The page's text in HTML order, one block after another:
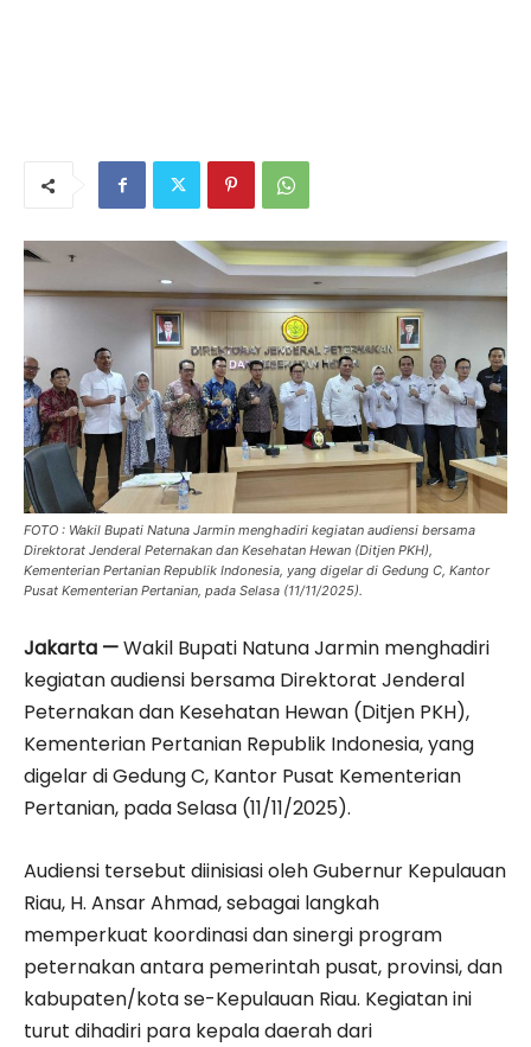
FOTO : Wakil Bupati Natuna Jarmin menghadiri kegiatan audiensi bersama
Direktorat Jenderal Peternakan dan Kesehatan Hewan (Ditjen PKH),
Kementerian Pertanian Republik Indonesia, yang digelar di Gedung C, Kantor
Pusat Kementerian Pertanian, pada Selasa (11/11/2025).
Jakarta —Wakil Bupati Natuna Jarmin menghadiri
kegiatan audiensi bersama Direktorat Jenderal
Peternakan dan Kesehatan Hewan (Ditjen PKH),
Kementerian Pertanian Republik Indonesia, yang
digelar di Gedung C, Kantor Pusat Kementerian
Pertanian, pada Selasa (11/11/2025).
Audiensi tersebut diinisiasi oleh Gubernur Kepulauan
Riau, H. Ansar Ahmad, sebagai langkah
memperkuat koordinasi dan sinergi program
peternakan antara pemerintah pusat, provinsi, dan
kabupaten/kota se-Kepulauan Riau. Kegiatan ini
turut dihadiri para kepala daerah dari